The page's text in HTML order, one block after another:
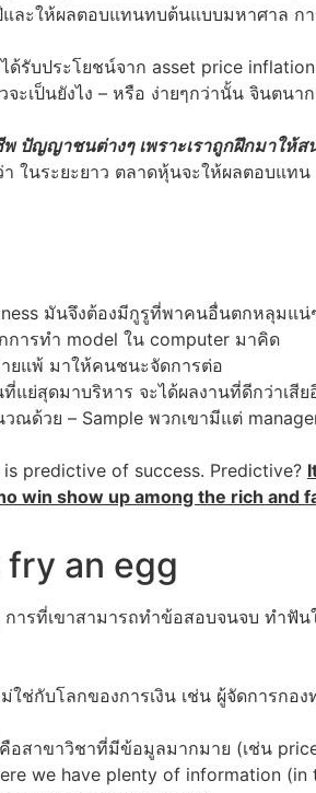
ให้ผลตอบแทนทบต้นแบบมหาศาล ก
รับประโยชน์จาก asset price
ะเป็นยังไง – หรือ ง่ายๆกว่านั้น จินต
ปัญญาชนต่างๆ เพราะเราถูกฝึกมาให้
ระยะยาว ตลาดหุ้นจะให้ผลตอบแทน
มันจึงต้องมีกูรูที่พาคนอื่นตกหลุมแ
การทำ model ใน computer มาคิด
ยแพ้ มาให้คนชนะจัดการต่อ
แย่สุดมาบริหาร จะได้ผลงานที่ดีกว่าเ
ณด้วย – Sample พวกเขามีแต่
predictive of success. Predictive?
show up among the rich and
fry an egg
รที่เขาสามารถทำข้อสอบจนจบ ทำฟั
กับโลกของการเงิน เช่น ผู้จัดการก
สาขาวิชาที่มีข้อมูลมากมาย (เช่น
we have plenty of information